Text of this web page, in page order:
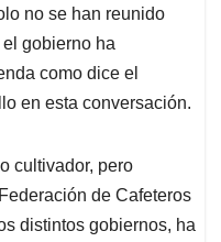
no se han reunido
gobierno ha
como dice el
en esta conversación.
cultivador, pero
de Cafeteros
distintos gobiernos, ha